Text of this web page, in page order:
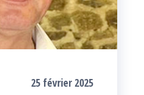
25 février 2025